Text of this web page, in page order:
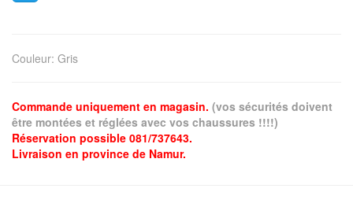
Couleur: Gris
Commande uniquement en magasin. (vos sécurités doivent
être montées et réglées avec vos chaussures !!!!)
Réservation possible 081/737643.
Livraison en province de Namur.